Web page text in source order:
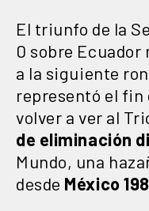
El triunfo de la
0 sobre Ecuador
a la siguiente
representó el fin
volver a ver al
de eliminación
Mundo, una
desde México